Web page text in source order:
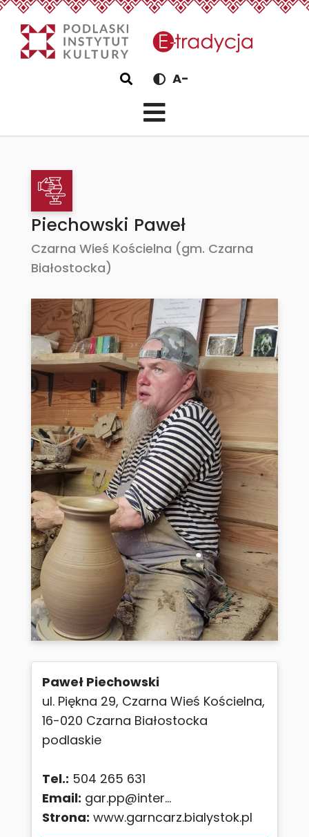
eTradycjaPiechowski
Szukaj A-
Piechowski Paweł
Czarna Wieś Kościelna (gm. Czarna
Białostocka)
Paweł Piechowski
ul. Piękna 29, Czarna Wieś Kościelna,
16-020 Czarna Białostocka
podlaskie
Tel.: 504 265 631
Email: gar.pp@inter...
Strona: www.garncarz.bialystok.pl